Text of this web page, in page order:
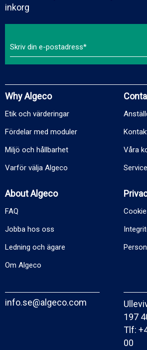
inkorg
Why Algeco
Etik och värderingar
Fördelar med moduler
Miljö och hållbarhet
Varför välja Algeco
Våra
About Algeco
FAQ
Jobba hos oss
Ledning och ägare
Om Algeco
info.se@algeco.com
197
Tlf:
00